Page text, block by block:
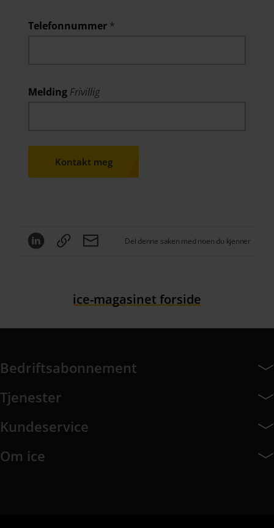
Telefonnummer *
Melding Frivillig
Kontakt meg
Del denne saken med noen du kjenner
ice-magasinet forside
Bedriftsabonnement
Tjenester
Kundeservice
Om ice